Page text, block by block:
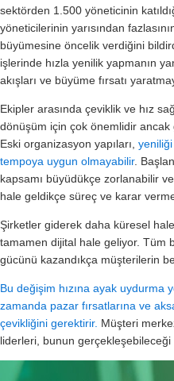
sektörden 1.500 yöneticinin
yöneticilerinin yarısından
büyümesine öncelik verdiğini
işlerinde hızla yenilik yapmanın
akışları ve büyüme fırsatı
Ekipler arasında çeviklik ve hız
dönüşüm için çok önemlidir
Eski organizasyon yapıları, yeniliği
tempoya uygun olmayabilir.
kapsamı büyüdükçe zorlanabilir
hale geldikçe süreç ve karar
Şirketler giderek daha küresel
tamamen dijital hale geliyor. Tüm
gücünü kazandıkça müşterilerin
Bu değişim hızına ayak uydurma
zamanda pazar fırsatlarına ve
çevikliğini gerektirir. Müşteri
liderleri, bunun gerçekleşebileceği